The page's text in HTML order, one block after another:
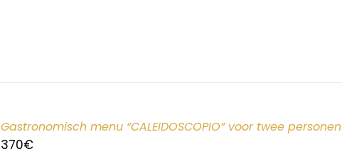
Gastronomisch menu “CALEIDOSCOPIO” voor twee personen
370€